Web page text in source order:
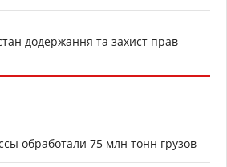
додержання та захист прав
обработали 75 млн тонн грузов